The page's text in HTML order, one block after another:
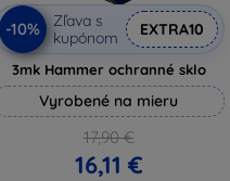
-10%
Zľava s
kupónom
EXTRA10
3mk Hammer ochranné sklo
Vyrobené na mieru
17,90 €
16,11 €